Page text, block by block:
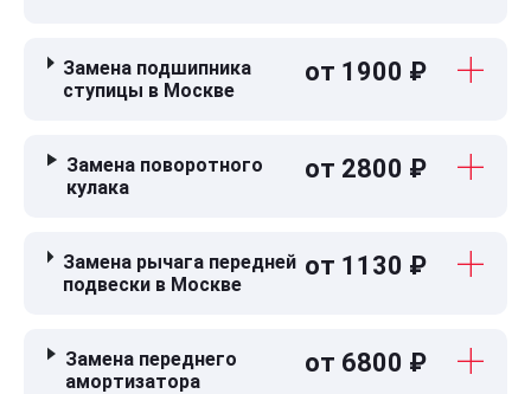
Замена подшипника
ступицы в Москве
от 1900 ₽
Замена поворотного
кулака
от 2800 ₽
Замена рычага передней
подвески в Москве
от 1130 ₽
Замена переднего
амортизатора
от 6800 ₽